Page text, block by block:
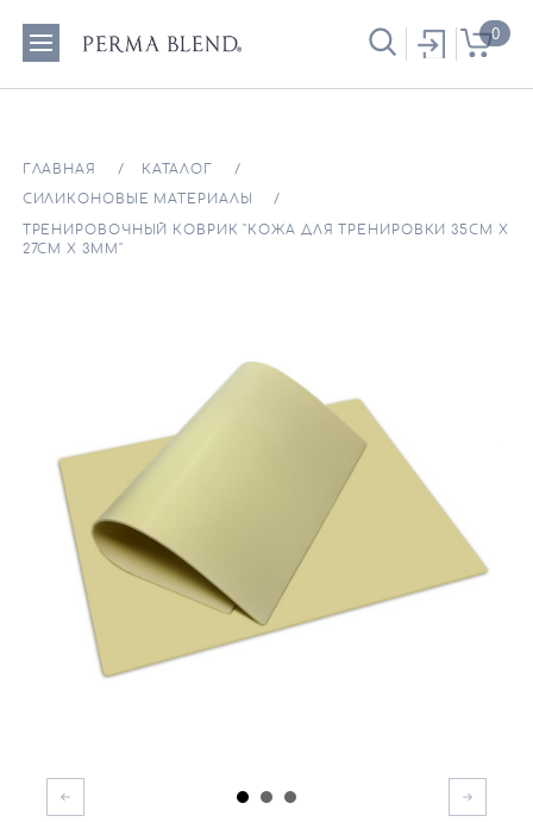
0
ГЛАВНАЯ КАТАЛОГ
СИЛИКОНОВЫЕ МАТЕРИАЛЫ
ТРЕНИРОВОЧНЫЙ КОВРИК "КОЖА ДЛЯ ТРЕНИРОВКИ 35СМ Х
27СМ Х 3ММ"